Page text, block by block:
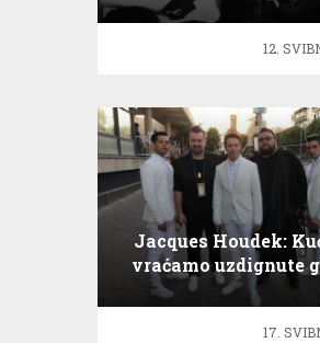
12.
Jacques Houdek:
vraćamo uzdignute
17.